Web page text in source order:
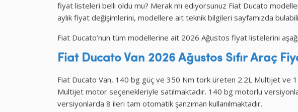
fiyat listeleri belli oldu mu? Merak mı ediyorsunuz Fiat Ducato
aylık fiyat değişimlerini, modellere ait teknik bilgileri sayfamızda
Fiat Ducato’nun tüm modellerine ait 2026 Ağustos fiyat listelerini
Fiat Ducato Van 2026 Ağustos Sıfır Araç
Fiat Ducato Van, 140 bg güç ve 350 Nm tork üreten 2.2L Multijet ve
Multijet motor seçenekleriyle satılmaktadır. 140 bg motorlu
versiyonlarda 8 ileri tam otomatik şanzıman kullanılmaktadır.